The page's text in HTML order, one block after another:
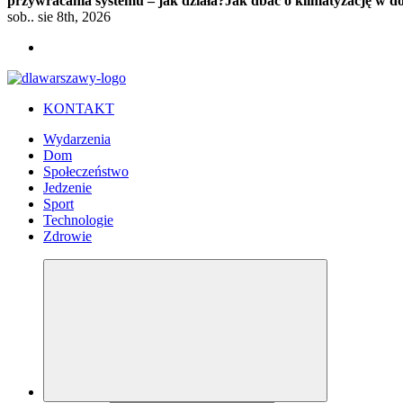
sob.. sie 8th, 2026
KONTAKT
Wydarzenia
Dom
Społeczeństwo
Jedzenie
Sport
Technologie
Zdrowie